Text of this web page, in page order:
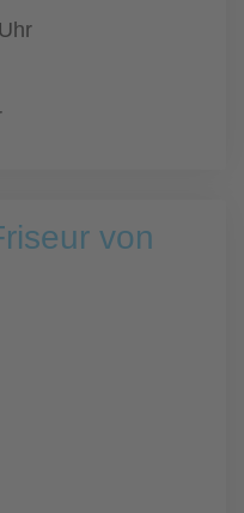
von